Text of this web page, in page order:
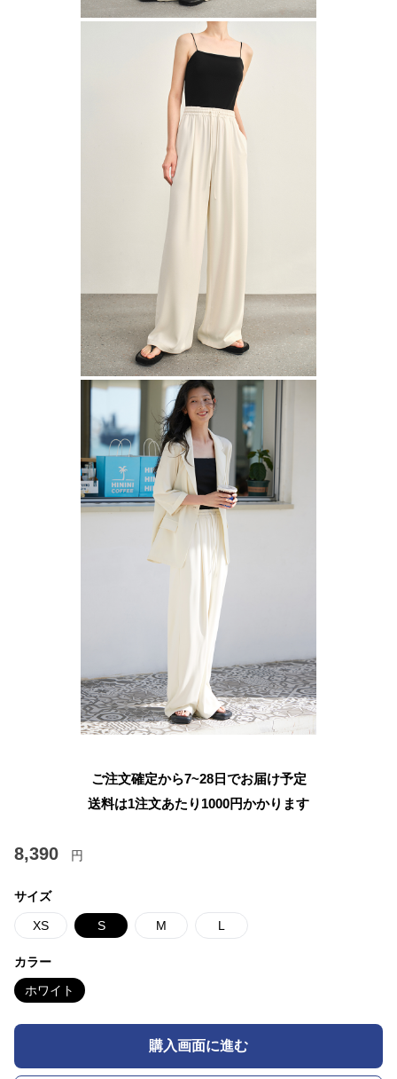
ご注文確定から7~28日でお届け予定
送料は1注文あたり 1000円かかります
8,390 円
サイズ
XS S M L
カラー
ホワイト
購入画面に進む